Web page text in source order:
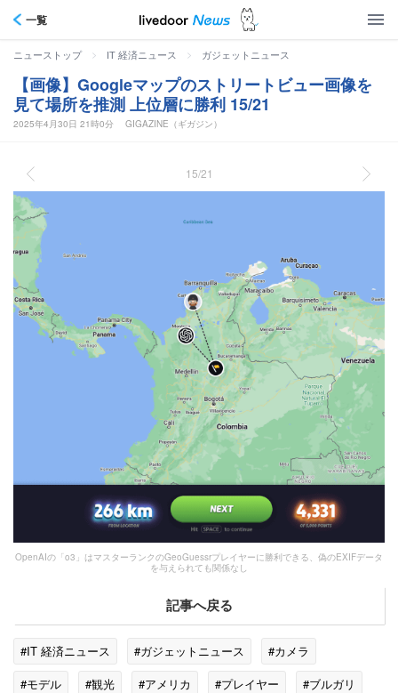
一覧
ニューストップ > IT 経済ニュース > ガジェットニュース
【画像】Googleマップのストリートビュー画像を
見て場所を推測 上位層に勝利 15/21
2025年4月30日 21時0分 GIGAZINE（ギガジン）
15/21
OpenAIの「o3」はマスターランクのGeoGuessrプレイヤーに勝利できる、偽のEXIFデータ
を与えられても関係なし
記事へ戻る
#IT 経済ニュース #ガジェットニュース
#カメラ
#モデル
#観光 #アメリカ #プレイヤー
#ブルガリ